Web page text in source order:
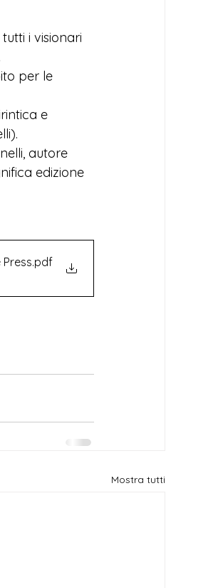
i visionari
per le
e
autore
edizione
.pdf
Mostra tutti